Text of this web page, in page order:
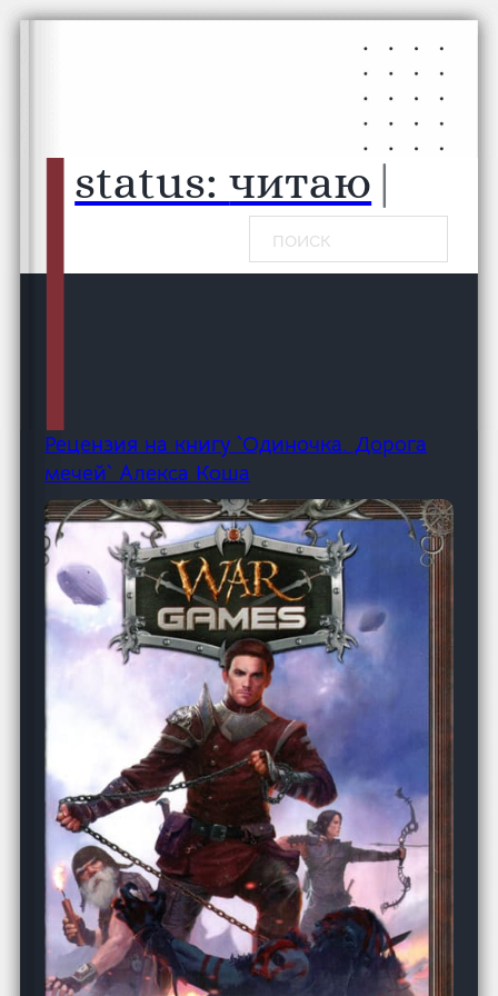
Перейти к основному содержанию
Перейти к нижнему колонтитулу
status:чит|
Поиск
Рецензия на книгу `Одиночка. Дорога
мечей` Алекса Коша